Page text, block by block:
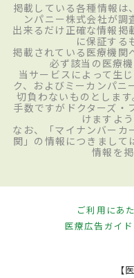
掲載している各種情報は
ンパニー株式会社が調
出来るだけ正確な情報掲
に保証する
掲載されている医療機関
必ず該当の医療
当サービスによって生
ク、およびミーカンパニ
切負わないものとしま
手数ですがドクターズ・
けますよ
なお、「マイナンバーカ
関」の情報につきまして
情報を
ご利用にあ
医療広告ガイ
【